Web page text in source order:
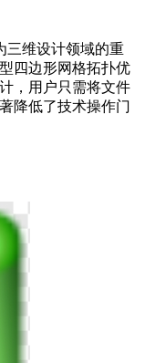
三维设计领域的重
四边形网格拓扑优
，用户只需将文件
降低了技术操作门